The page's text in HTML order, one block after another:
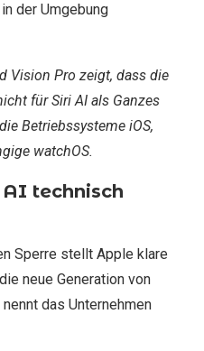
der Umgebung
Vision Pro zeigt, dass die
für Siri AI als Ganzes
Betriebssysteme iOS,
watchOS.
technisch
Sperre stellt Apple klare
neue Generation von
das Unternehmen